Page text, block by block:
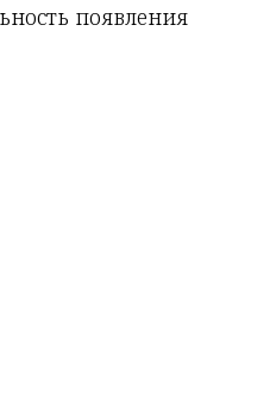
появления